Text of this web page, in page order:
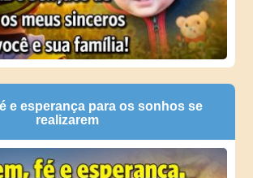
e esperança para os sonhos se
realizarem